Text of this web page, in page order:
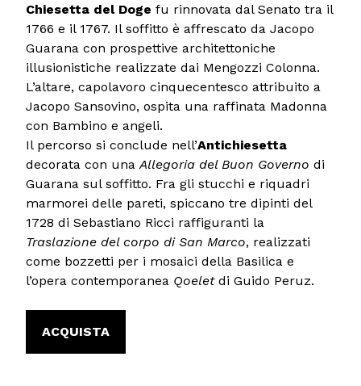
Chiesetta del Doge fu rinnovata dal Senato tra il
1766 e il 1767. Il soffitto è affrescato da Jacopo
Guarana con prospettive architettoniche
illusionistiche realizzate dai Mengozzi Colonna.
L’altare, capolavoro cinquecentesco attribuito a
Jacopo Sansovino, ospita una raffinata Madonna
con Bambino e angeli.
Il percorso si conclude nell’Antichiesetta
decorata con una Allegoria del Buon Governo di
Guarana sul soffitto. Fra gli stucchi e riquadri
marmorei delle pareti, spiccano tre dipinti del
1728 di Sebastiano Ricci raffiguranti la
Traslazione del corpo di San Marco, realizzati
come bozzetti per i mosaici della Basilica e
l’opera contemporanea Qoeletdi Guido Peruz.
ACQUISTA